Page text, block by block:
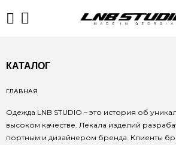
КАТАЛОГ
ГЛАВНАЯ
Одежда LNB STUDIO – это история об
высоком качестве. Лекала изделий
портным и дизайнером бренда. Клиенты